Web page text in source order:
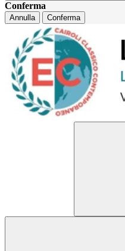
Conferma
Annulla Conferma